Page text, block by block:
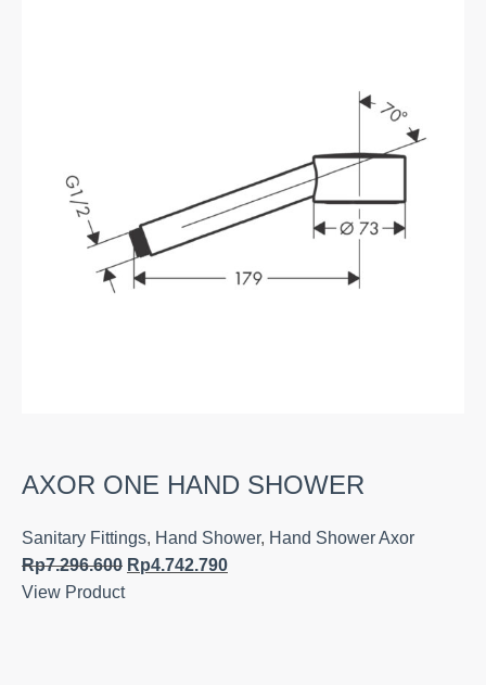
AXOR ONE HAND SHOWER
Sanitary Fittings, Hand Shower, Hand Shower Axor
Rp7.296.600 Rp4.742.790
View Product